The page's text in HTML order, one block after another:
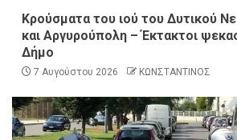
Κρούσματα του ιού του Δυτικού
και Αργυρούπολη – Έκτακτοι
Δήμο
7 Αυγούστου 2026 ΚΩΝΣΤΑΝΤΙΝΟΣ